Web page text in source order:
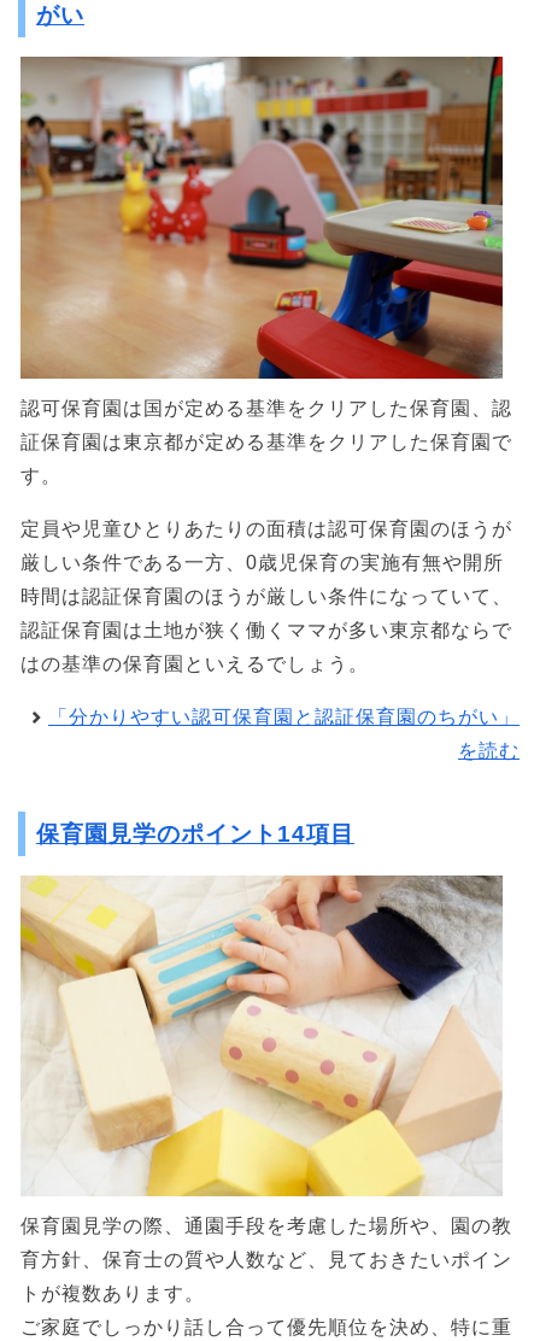
がい
認可保育園は国が定める基準をクリアした保育園、認
証保育園は東京都が定める基準をクリアした保育園で
す。
定員や児童ひとりあたりの面積は認可保育園のほうが
厳しい条件である一方、0歳児保育の実施有無や開所
時間は認証保育園のほうが厳しい条件になっていて、
認証保育園は土地が狭く働くママが多い東京都ならで
はの基準の保育園といえるでしょう。
「分かりやすい認可保育園と認証保育園のちがい」
を読む
保育園見学のポイント14項目
保育園見学の際、通園手段を考慮した場所や、園の教
育方針、保育士の質や人数など、見ておきたいポイン
トが複数あります。
ご家庭でしっかり話し合って優先順位を決め、特に重